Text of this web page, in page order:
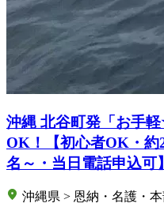
沖縄 北谷町発「お手
OK！【初心者OK・約
名～・当日電話申込可】
沖縄県 > 恩納・名護・